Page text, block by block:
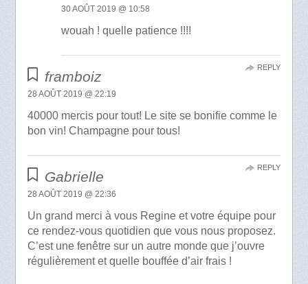
30 AOÛT 2019 @ 10:58
wouah ! quelle patience !!!!
framboiz
28 AOÛT 2019 @ 22:19
40000 mercis pour tout! Le site se bonifie comme le
bon vin! Champagne pour tous!
REPLY
Gabrielle
28 AOÛT 2019 @ 22:36
Un grand merci à vous Regine et votre équipe pour
ce rendez-vous quotidien que vous nous proposez.
C’est une fenêtre sur un autre monde que j’ouvre
régulièrement et quelle bouffée d’air frais !
REPLY